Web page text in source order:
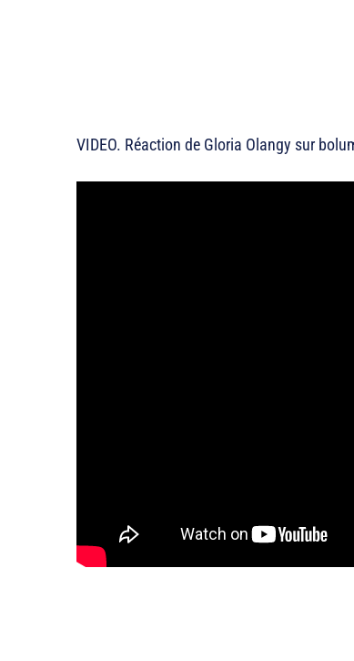
VIDEO. Réaction de Gloria Olangy sur